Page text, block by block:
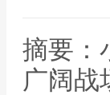
摘要：
广阔战